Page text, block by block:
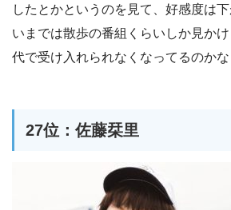
したとかというのを見て、好感度は下
いまでは散歩の番組くらいしか見か
代で受け入れられなくなってるのかな
27位：佐藤栞里